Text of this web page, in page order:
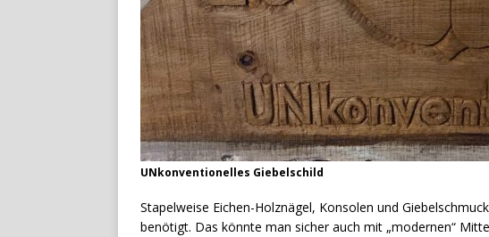
UNkonventionelles Giebelschild
Stapelweise Eichen-Holznägel, Konsolen und
benötigt. Das könnte man sicher auch mit „modernen“